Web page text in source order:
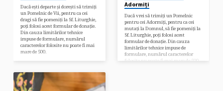
Dacă ești departe și dorești să trimiți
un Pomelnic de Vii, pentru ca cei
dragi să fie pomeniți la Sf. Liturghie,
poți folosi acest formular de donație.
Din cauza limitărilor tehnice
impuse de formulare, numărul
caracterelor folosite nu poate fi mai
mare de 500.
Adormiți
Dacă vrei să trimiți un Pomelnic
pentru cei Adormiți, pentru ca cei
mutați la Domnul, să fie pomeniți la
Sf. Liturghie, poți folosi acest
formular de donație. Din cauza
limitărilor tehnice impuse de
formulare, numărul caracterelor
folosite nu poate fi mai mare de 500.